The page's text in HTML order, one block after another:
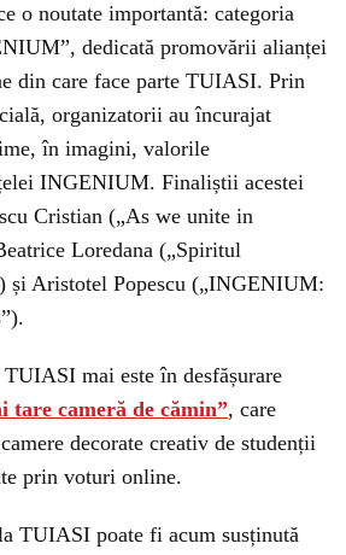
o noutate importantă: categoria
dedicată promovării alianței
din care face parte TUIASI. Prin
organizatorii au încurajat
în imagini, valorile
INGENIUM. Finaliștii acestei
Cristian („As we unite in
Loredana („Spiritul
și Aristotel Popescu („INGENIUM:
mai este în desfășurare
tare cameră de cămin”, care
decorate creativ de studenții
prin voturi online.
TUIASI poate fi acum susținută